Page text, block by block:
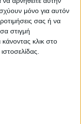
μόνο για αυτόν
σας ή να
στιγμή
κλικ στο